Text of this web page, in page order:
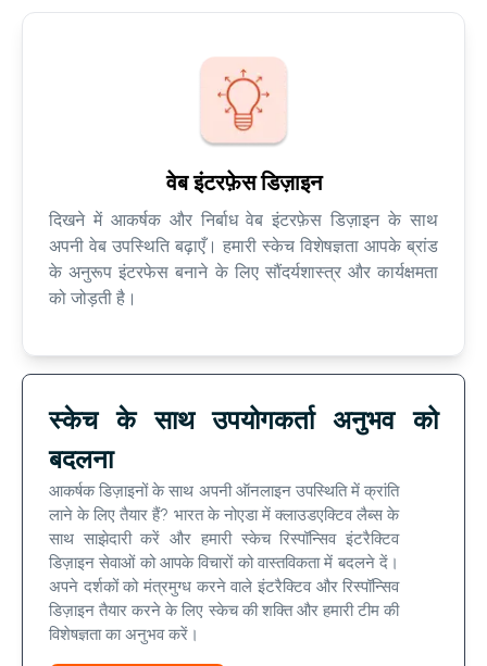
वेब इंटरफ़ेस डिज़ाइन
दिखने में आकर्षक और निर्बाध वेब इंटरफ़ेस डिज़ाइन के साथ
अपनी वेब उपस्थिति बढ़ाएँ। हमारी स्केच विशेषज्ञता आपके ब्रांड
के अनुरूप इंटरफेस बनाने के लिए सौंदर्यशास्त्र और कार्यक्षमता
को जोड़ती है।
स्केच के साथ उपयोगकर्ता अनुभव को
बदलना
आकर्षक डिज़ाइनों के साथ अपनी ऑनलाइन उपस्थिति में क्रांति
लाने के लिए तैयार हैं? भारत के नोएडा में क्लाउडएक्टिव लैब्स के
साथ साझेदारी करें और हमारी स्केच रिस्पॉन्सिव इंटरैक्टिव
डिज़ाइन सेवाओं को आपके विचारों को वास्तविकता में बदलने दें।
अपने दर्शकों को मंत्रमुग्ध करने वाले इंटरैक्टिव और रिस्पॉन्सिव
डिज़ाइन तैयार करने के लिए स्केच की शक्ति और हमारी टीम की
विशेषज्ञता का अनुभव करें।